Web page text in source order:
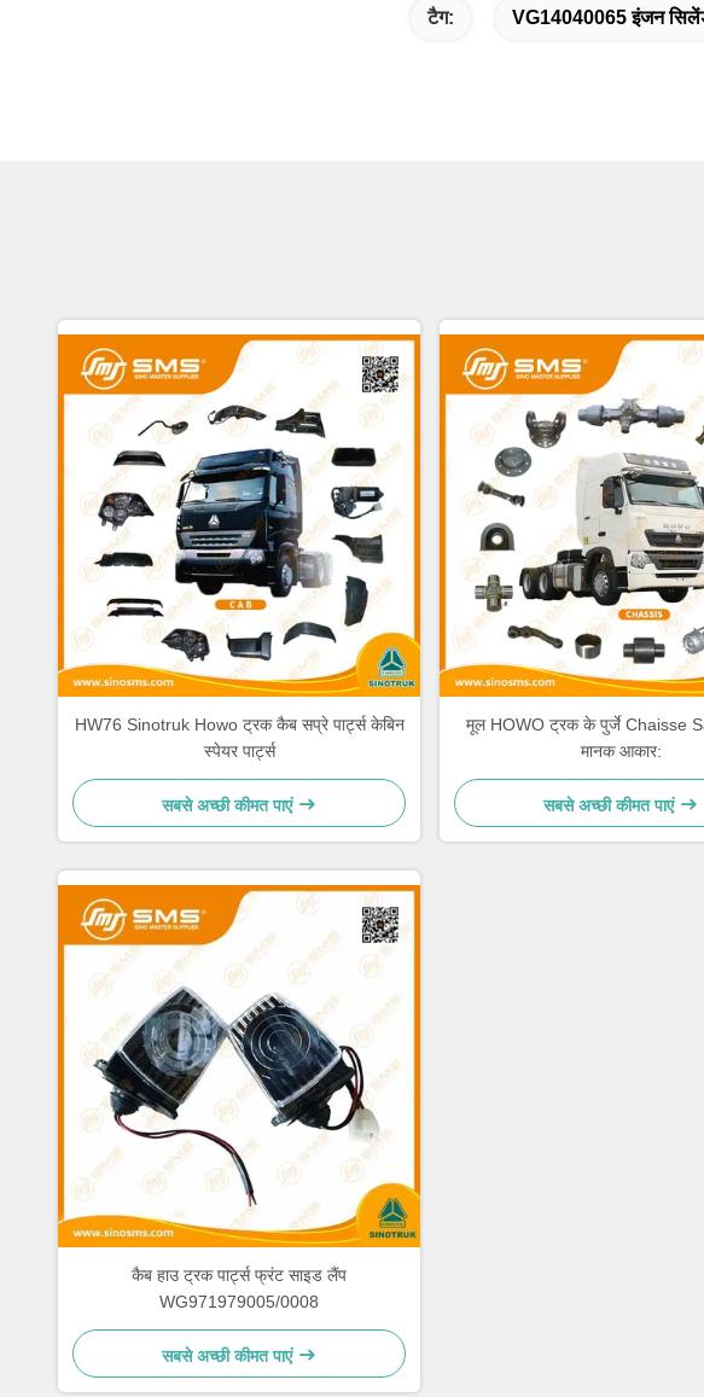
टैग: VG14040065 इंजन
HW76 Sinotruk Howo ट्रक कैब सप्रे पार्ट्स केबिन
स्पेयर पार्ट्स
सबसे अच्छी कीमत पाएं
मूल HOWO ट्रक के पुर्जे Chaisse
मानक आकार:
सबसे अच्छी कीमत पाएं
कैब हाउ ट्रक पार्ट्स फ्रंट साइड लैंप
WG971979005/0008
सबसे अच्छी कीमत पाएं